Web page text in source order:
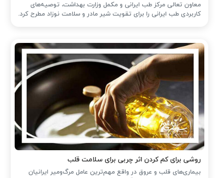
معاون تعالی مرکز طب ایرانی و مکمل وزارت بهداشت، توصیه‌های
کاربردی طب ایرانی را برای تقویت شیر مادر و سلامت نوزاد مطرح کرد.
روشی برای کم کردن اثر چربی برای سلامت قلب
بیماری‌های قلب و عروق در واقع مهم‌ترین عامل مرگ‌ومیر ایرانیان